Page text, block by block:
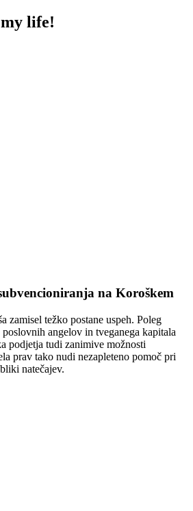
life!
na Koroškem
zamisel težko postane uspeh. Poleg
angelov in tveganega kapitala
podjetja tudi zanimive možnosti
prav tako nudi nezapleteno pomoč pri
natečajev.